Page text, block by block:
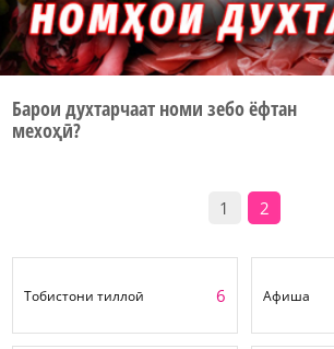
Барои духтарчаат номи зебо ёфтан
мехоҳӣ?
1 2
Тобистони тиллоӣ 6 Афиша